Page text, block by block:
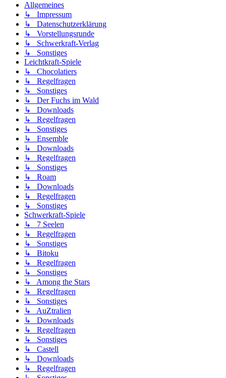
Allgemeines
↳ Impressum
↳ Datenschutzerklärung
↳ Vorstellungsrunde
↳ Schwerkraft-Verlag
↳ Sonstiges
Leichtkraft-Spiele
↳ Chocolatiers
↳ Regelfragen
↳ Sonstiges
↳ Der Fuchs im Wald
↳ Downloads
↳ Regelfragen
↳ Sonstiges
↳ Ensemble
↳ Downloads
↳ Regelfragen
↳ Sonstiges
↳ Roam
↳ Downloads
↳ Regelfragen
↳ Sonstiges
Schwerkraft-Spiele
↳ 7 Seelen
↳ Regelfragen
↳ Sonstiges
↳ Bitoku
↳ Regelfragen
↳ Sonstiges
↳ Among the Stars
↳ Regelfragen
↳ Sonstiges
↳ AuZtralien
↳ Downloads
↳ Regelfragen
↳ Sonstiges
↳ Castell
↳ Downloads
↳ Regelfragen